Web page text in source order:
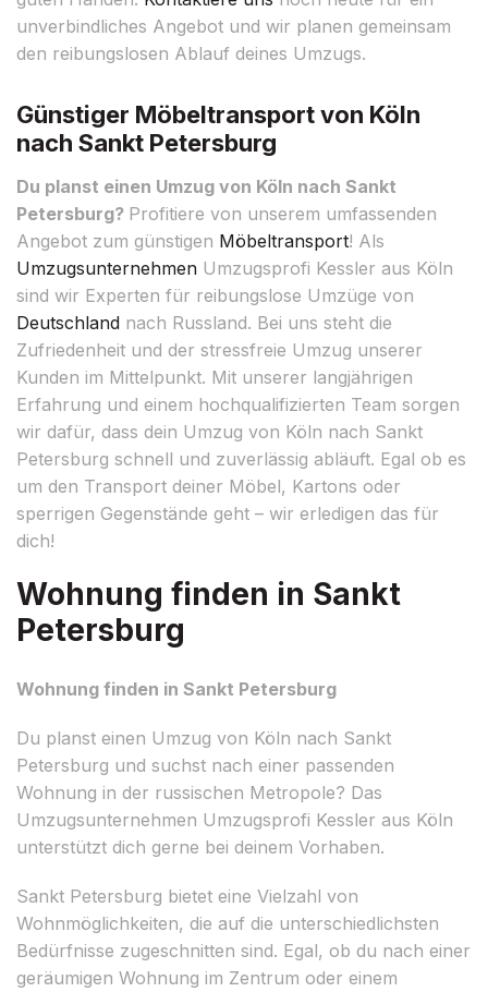
unverbindliches Angebot und wir planen gemeinsam
den reibungslosen Ablauf deines Umzugs.
Günstiger Möbeltransport von Köln
nach Sankt Petersburg
Du planst einen Umzug von Köln nach Sankt
Petersburg? Profitiere von unserem umfassenden
Angebot zum günstigen Möbeltransport! Als
Umzugsunternehmen Umzugsprofi Kessler aus Köln
sind wir Experten für reibungslose Umzüge von
Deutschland nach Russland. Bei uns steht die
Zufriedenheit und der stressfreie Umzug unserer
Kunden im Mittelpunkt. Mit unserer langjährigen
Erfahrung und einem hochqualifizierten Team sorgen
wir dafür, dass dein Umzug von Köln nach Sankt
Petersburg schnell und zuverlässig abläuft. Egal ob es
um den Transport deiner Möbel, Kartons oder
sperrigen Gegenstände geht – wir erledigen das für
dich!
Wohnung finden in Sankt
Petersburg
Wohnung finden in Sankt Petersburg
Du planst einen Umzug von Köln nach Sankt
Petersburg und suchst nach einer passenden
Wohnung in der russischen Metropole? Das
Umzugsunternehmen Umzugsprofi Kessler aus Köln
unterstützt dich gerne bei deinem Vorhaben.
Sankt Petersburg bietet eine Vielzahl von
Wohnmöglichkeiten, die auf die unterschiedlichsten
Bedürfnisse zugeschnitten sind. Egal, ob du nach einer
geräumigen Wohnung im Zentrum oder einem